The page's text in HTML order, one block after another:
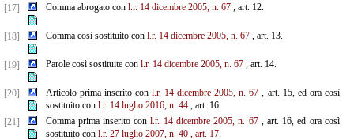
[17] Comma abrogato con l.r. 14 dicembre 2005, n. 67, art. 12.
[18] Comma così sostituito con l.r. 14 dicembre 2005, n. 67, art. 13.
[19] Parole così sostituite con l.r. 14 dicembre 2005, n. 67, art. 14.
[20] Articolo prima inserito con l.r. 14 dicembre 2005, n. 67 , art. 15, ed ora così
sostituito con l.r. 14 luglio 2016, n. 44, art. 16.
[21]
Comma prima inserito conl.r. 14 dicembre 2005, n. 67, art. 16, ed ora così
sostituito con l.r. 27 luglio 2007, n. 40 , art. 17.